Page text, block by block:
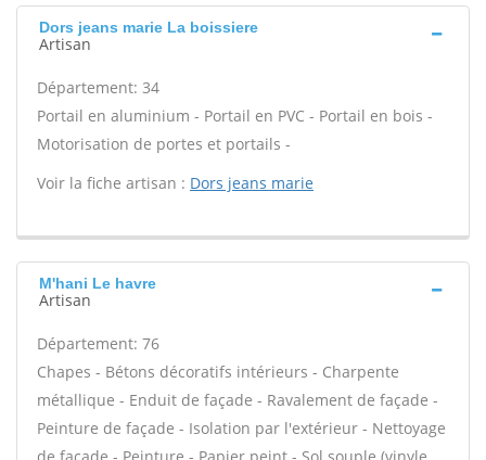
Dors jeans marie La boissiere
Artisan
Département: 34
Portail en aluminium - Portail en PVC - Portail en bois -
Motorisation de portes et portails -
Voir la fiche artisan : Dors jeans marie
M'hani Le havre
Artisan
Département: 76
Chapes - Bétons décoratifs intérieurs - Charpente
métallique - Enduit de façade - Ravalement de façade -
Peinture de façade - Isolation par l'extérieur - Nettoyage